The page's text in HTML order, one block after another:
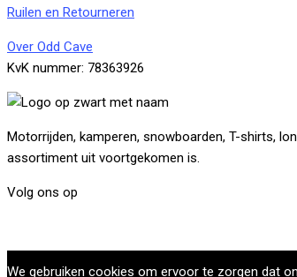
Ruilen en Retourneren
Over Odd Cave
KvK nummer: 78363926
Motorrijden, kamperen, snowboarden, T-shirts,
assortiment uit voortgekomen is.
Volg ons op
We gebruiken cookies om ervoor te zorgen dat